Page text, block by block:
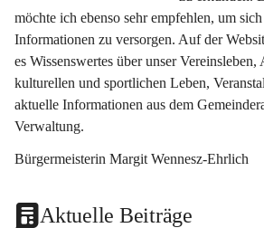
möchte ich ebenso sehr empfehlen, um
Informationen zu versorgen. Auf der
es Wissenswertes über unser Vereinsleben,
kulturellen und sportlichen Leben,
aktuelle Informationen aus dem
Verwaltung.
Bürgermeisterin Margit Wennesz-Ehrlich
Aktuelle Beiträge